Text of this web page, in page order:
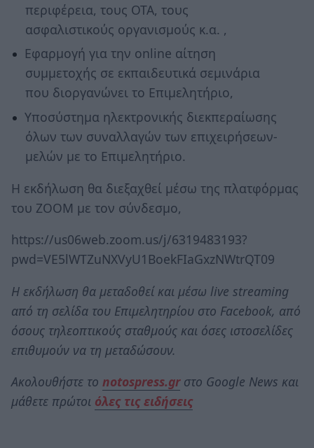
περιφέρεια, τους ΟΤΑ, τους
ασφαλιστικούς οργανισμούς κ.α. ,
Εφαρμογή για την online αίτηση
συμμετοχής σε εκπαιδευτικά σεμινάρια
που διοργανώνει το Επιμελητήριο,
Υποσύστημα ηλεκτρονικής διεκπεραίωσης
όλων των συναλλαγών των επιχειρήσεων-
μελών με το Επιμελητήριο.
Η εκδήλωση θα διεξαχθεί μέσω της πλατφόρμας
του ZOOM με τον σύνδεσμο,
https://us06web.zoom.us/j/6319483193?
pwd=VE5lWTZuNXVyU1BoekFIaGxzNWtrQT09
Η εκδήλωση θα μεταδοθεί και μέσω live streaming
από τη σελίδα του Επιμελητηρίου στο Facebook, από
όσους τηλεοπτικούς σταθμούς και όσες ιστοσελίδες
επιθυμούν να τη μεταδώσουν.
Ακολουθήστε το notospress.grστο Google News και
μάθετε πρώτοι όλες τις ειδήσεις